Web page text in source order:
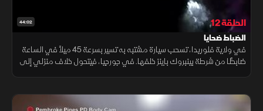
44:02 الحلقة 12
الضباط ضحايا
في ولاية فلوريدا، تسحب سيارة مشتبه به تسير بسرعة 45 ميلاً في الساعة
ضابطًا من شرطة بينبروك باينز خلفها. في جورجيا، فيتحول خلاف منزلي إلى